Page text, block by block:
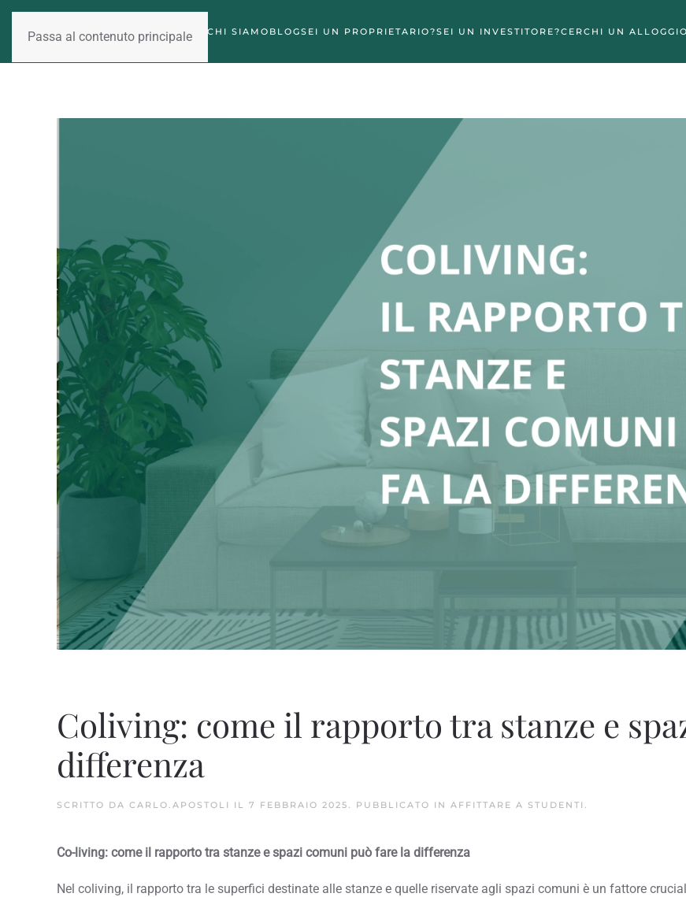
Passa al contenuto principale CHI SIAMO BLOGSEI UN PROPRIETARIO?SEI UN INVESTITORE?CERCHI UN
Coliving: come il rapporto tra stanze e
differenza
SCRITTO DA CARLO.APOSTOLI IL 7 FEBBRAIO 2025 . PUBBLICATO IN AFFITTARE A STUDENTI
Co-living: come il rapporto tra stanze e spazi comuni può fare la differenza
Nel coliving, il rapporto tra le superfici destinate alle stanze e quelle riservate agli spazi comuni è un fattore